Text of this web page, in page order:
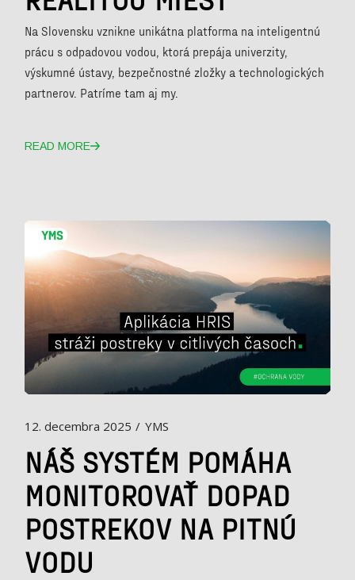
Na Slovensku vznikne unikátna platforma na inteligentnú
prácu s odpadovou vodou, ktorá prepája univerzity,
výskumné ústavy, bezpečnostné zložky a technologických
partnerov. Patríme tam aj my.
READ MORE
12. decembra 2025 YMS
NÁŠ SYSTÉM POMÁHA
MONITOROVAŤ DOPAD
POSTREKOV NA PITNÚ
VODU